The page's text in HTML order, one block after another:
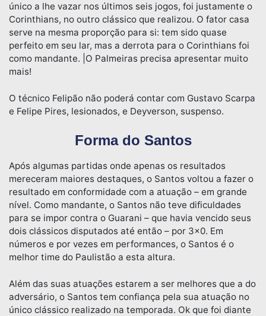
único a lhe vazar nos últimos seis jogos, foi justamente o
Corinthians, no outro clássico que realizou. O fator casa
serve na mesma proporção para si: tem sido quase
perfeito em seu lar, mas a derrota para o Corinthians foi
como mandante. |O Palmeiras precisa apresentar muito
mais!
O técnico Felipão não poderá contar com Gustavo Scarpa
e Felipe Pires, lesionados, e Deyverson, suspenso.
Forma do Santos
Após algumas partidas onde apenas os resultados
mereceram maiores destaques, o Santos voltou a fazer o
resultado em conformidade com a atuação – em grande
nível. Como mandante, o Santos não teve dificuldades
para se impor contra o Guarani – que havia vencido seus
dois clássicos disputados até então – por 3×0. Em
números e por vezes em performances, o Santos é o
melhor time do Paulistão a esta altura.
Além das suas atuações estarem a ser melhores que a do
adversário, o Santos tem confiança pela sua atuação no
único clássico realizado na temporada. Ok que foi diante